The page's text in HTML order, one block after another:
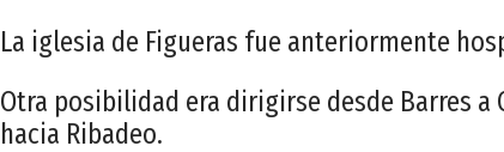
La iglesia de Figueras fue anteriormente
Otra posibilidad era dirigirse desde Barres a
hacia Ribadeo.